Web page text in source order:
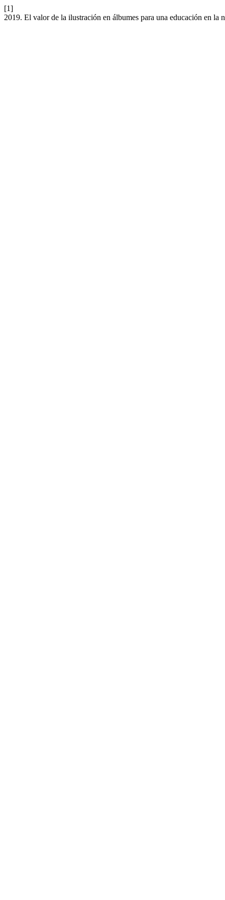
[1]
2019. El valor de la ilustración en álbumes para una educación en la